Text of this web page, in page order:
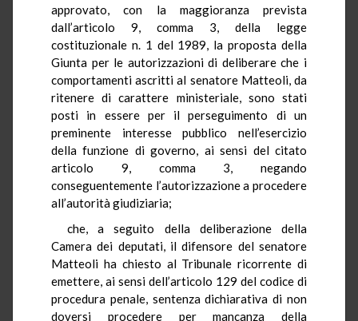
approvato, con la maggioranza prevista
dall’articolo 9, comma 3, della legge
costituzionale n. 1 del 1989, la proposta della
Giunta per le autorizzazioni di deliberare che i
comportamenti ascritti al senatore Matteoli, da
ritenere di carattere ministeriale, sono stati
posti in essere per il perseguimento di un
preminente interesse pubblico nell’esercizio
della funzione di governo, ai sensi del citato
articolo 9, comma 3, negando
conseguentemente l’autorizzazione a procedere
all’autorità giudiziaria;
che, a seguito della deliberazione della
Camera dei deputati, il difensore del senatore
Matteoli ha chiesto al Tribunale ricorrente di
emettere, ai sensi dell’articolo 129 del codice di
procedura penale, sentenza dichiarativa di non
doversi procedere per mancanza della